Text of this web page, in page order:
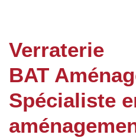
Verraterie
BAT
Spécialiste